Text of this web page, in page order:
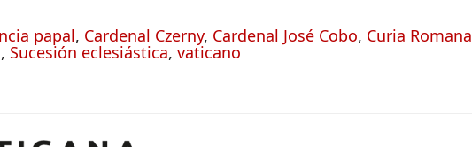
papal, Cardenal Czerny, Cardenal José Cobo, Curia Romana
, Sucesión eclesiástica, vaticano